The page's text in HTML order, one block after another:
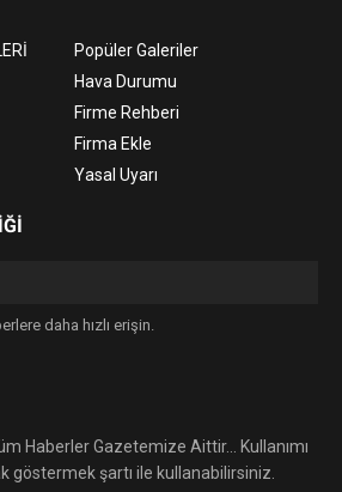
Popüler Galeriler
Hava Durumu
Firme Rehberi
Firma Ekle
Yasal Uyarı
daha hızlı erişin.
Haberler Gazetemize Aittir... Kullanımı
göstermek şartı ile kullanabilirsiniz.